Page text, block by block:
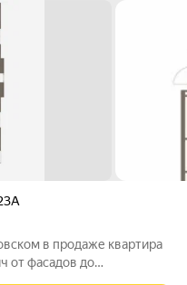
в продаже квартира
от фасадов до